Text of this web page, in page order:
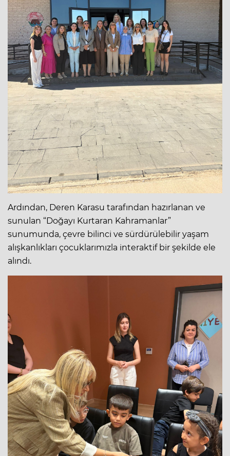
Ardından, Deren Karasu tarafından hazırlanan ve
sunulan “Doğayı Kurtaran Kahramanlar”
sunumunda, çevre bilinci ve sürdürülebilir yaşam
alışkanlıkları çocuklarımızla interaktif bir şekilde ele
alındı.